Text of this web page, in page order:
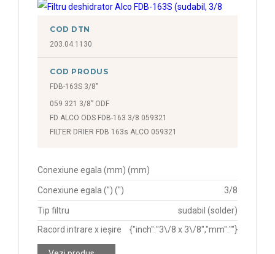
COD DTN
203.04.1130
COD PRODUS
FDB-163S 3/8"
059 321 3/8” ODF
FD ALCO ODS FDB-163 3/8 059321
FILTER DRIER FDB 163s ALCO 059321
Conexiune egala (mm) (mm)
Conexiune egala (") (") 3/8
Tip filtru
sudabil (solder)
Racord intrare x ieșire
{"inch":"3\/8 x 3\/8","mm":""}